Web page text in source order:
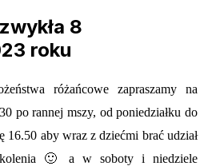
8
roku
różańcowe zapraszamy na
po rannej mszy, od poniedziałku do
16.50 aby wraz z dziećmi brać udział
🙂 a w soboty i niedziele